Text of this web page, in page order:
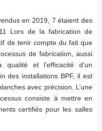
en 2019, 7 étaient des
Lors de la fabrication de
de tenir compte du fait que
de fabrication, aussi
et l’efficacité d’un
des installations BPF, il est
avec précision. L’une
consiste à mettre en
certifiés pour les salles